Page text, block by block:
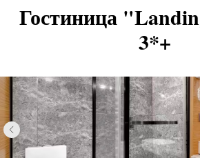
Гостиница
3*+